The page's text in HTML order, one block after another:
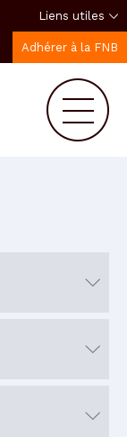
Liens utiles
Adhérer à la FNB